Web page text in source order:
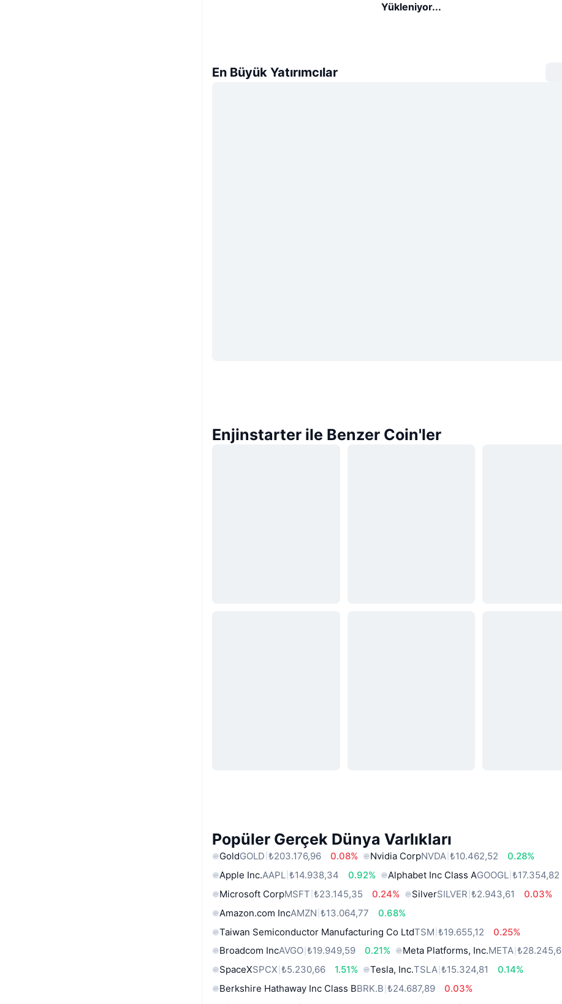
Yükleniyor...
En Büyük Yatırımcılar
Enjinstarter ile Benzer Coin'ler
Popüler Gerçek Dünya Varlıkları
GoldGOLD ₺203.176,96 0.08% Nvidia CorpNVDA ₺10.462,52
0.28%
Apple Inc.AAPL ₺14.938,34 0.92% Alphabet Inc Class AGOOGL ₺17.354,82
Microsoft CorpMSFT ₺23.145,35 0.24% SilverSILVER ₺2.943,61
0.03%
Amazon.com IncAMZN ₺13.064,77
0.68%
Taiwan Semiconductor Manufacturing Co LtdTSM ₺19.655,12
0.25%
Broadcom IncAVGO ₺19.949,59 0.21% Meta Platforms, Inc.META ₺28.245,6
SpaceXSPCX ₺5.230,66 1.51% Tesla, Inc.TSLA ₺15.324,81
0.14%
Berkshire Hathaway Inc Class BBRK.B ₺24.687,89
0.03%